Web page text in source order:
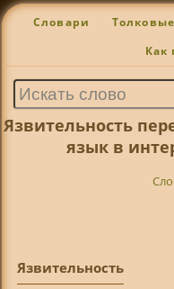
Словари Толковые
Как
Язвительность
язык в
Язвительность